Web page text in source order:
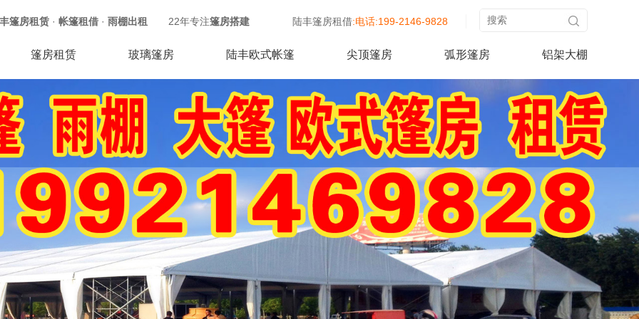
篷房租赁 · 帐篷租借 · 雨棚出租 22年专注篷房搭建 陆丰篷房租借:电话:199-2146-9828
篷房租赁 玻璃篷房 陆丰欧式帐篷 尖顶篷房 弧形篷房 铝架大棚